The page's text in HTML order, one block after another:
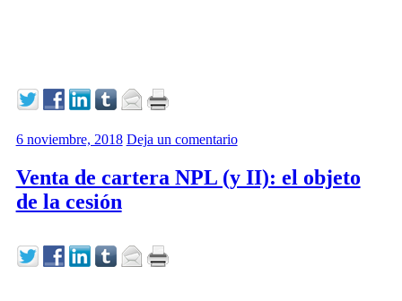
6 noviembre, 2018 Deja un comentario
Venta de cartera NPL (y II): el objeto
de la cesión